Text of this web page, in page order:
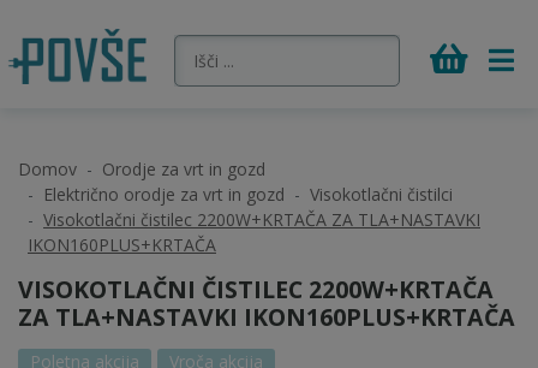
Domov
Orodje za vrt in gozd
Električno orodje za vrt in gozd
Visokotlačni čistilci
Visokotlačni čistilec 2200W+KRTAČA ZA TLA+NASTAVKI
IKON160PLUS+KRTAČA
VISOKOTLAČNI ČISTILEC 2200W+KRTAČA
ZA TLA+NASTAVKI IKON160PLUS+KRTAČA
Poletna akcija Vroča akcija